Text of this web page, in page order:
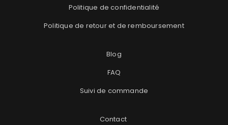
Politique de confidentialité
Politique de retour et de remboursement
Blog
FAQ
Suivi de commande
Contact